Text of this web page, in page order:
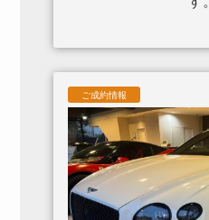
ご成約情報